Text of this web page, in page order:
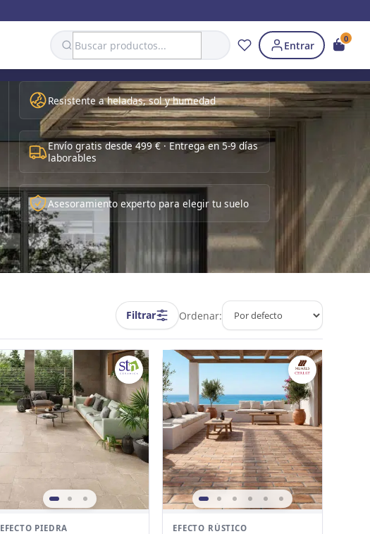
Search Entrar
0
Resistente a heladas, sol y humedad
Envío gratis desde 499 € · Entrega en 5-9 días
laborables
Asesoramiento experto para elegir tu suelo
Filtrar Ordenar:
EFECTO PIEDRA EFECTO RÚSTICO